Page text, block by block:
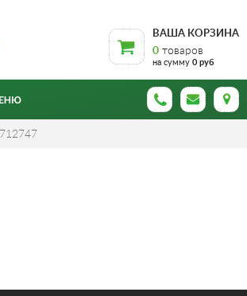
ВАША КОРЗИНА
0 товаров
на сумму 0 руб
712747